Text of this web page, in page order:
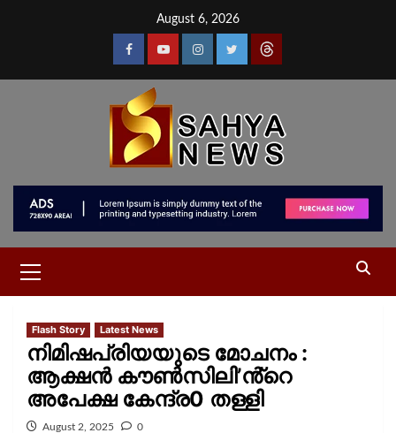
August 6, 2026
Flash Story Latest News
നിമിഷപ്രിയയുടെ മോചനം :
ആക്ഷൻ കൗൺസിലി’ൻ്റെ
അപേക്ഷ കേന്ദ്ര0 തള്ളി
August 2, 2025 0